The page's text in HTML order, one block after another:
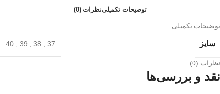
توضیحات تکمیلینظرات (0)
توضیحات تکمیلی
سایز 37
38
39
40
نظرات (0)
نقد و بررسی‌ها